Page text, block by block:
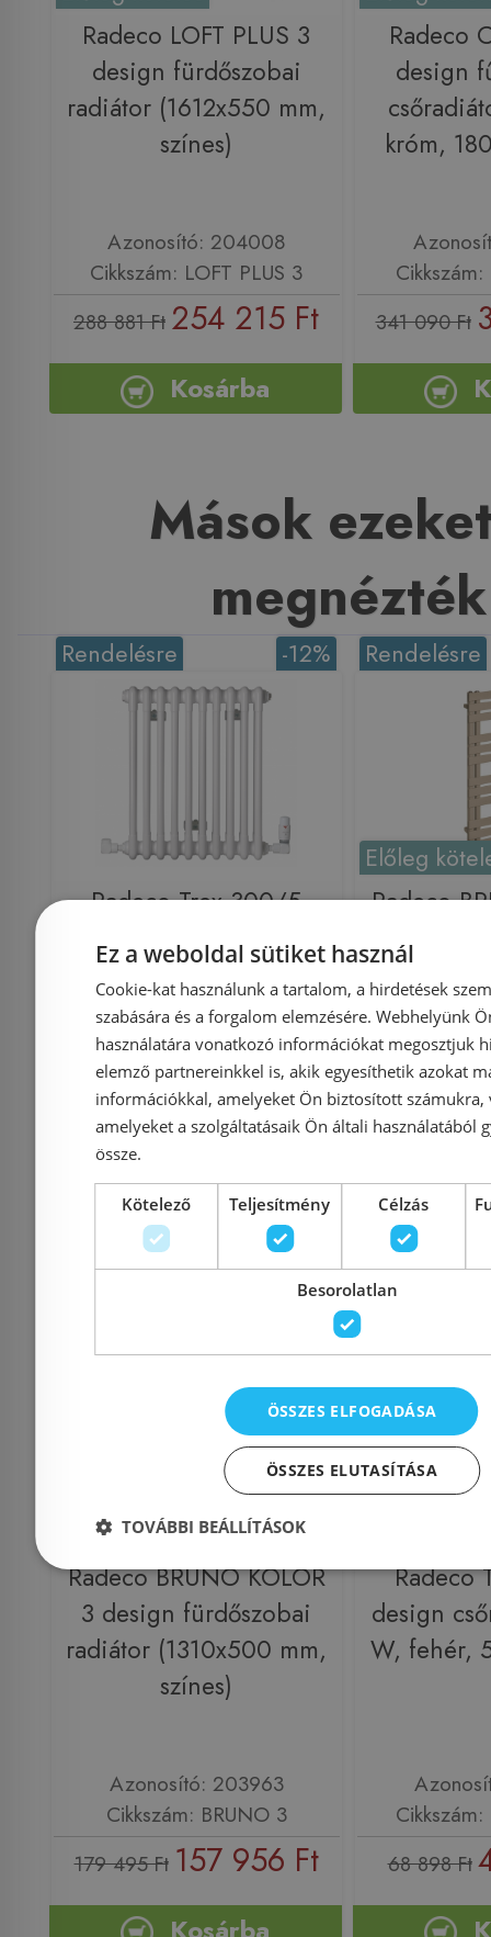
Radeco LOFT PLUS 3
design fürdőszobai
radiátor (1612x550 mm,
színes)
Azonosító: 204008
Cikkszám: LOFT PLUS 3
288 881 Ft 254 215 Ft
Kosárba
Radeco
design
króm,
341 090 Ft
Mások
megnézték
-12%
Rendelésre
Radeco Trex 300/5
design csőradiátor (230
W, fehér, 366x252 mm)
Azonosító: 178664
Cikkszám: TREX-300/5
68 351 Ft60 149 Ft
Kosárba
Rendelésre
Előleg
Radeco
2
radiátor
148 679 Ft
Előleg köteles
Radeco BRUNO KOLOR
3 design fürdőszobai
radiátor (1310x500 mm,
színes)
Azonosító: 203963
Cikkszám: BRUNO 3
179 495 Ft 157 956 Ft
Radeco
design
W, fehér,
68 898 Ft
Ez a weboldal sütiket használ
Cookie-kat használunk a tartalom, a hirdetések
szabására és a forgalom elemzésére. Webhelyünk
használatára vonatkozó információkat megosztjuk
elemző partnereinkkel is, akik egyesíthetik azokat
információkkal, amelyeket Ön biztosított számukra,
amelyeket a szolgáltatásaik Ön általi használatából
össze.
Kötelező Teljesítmény Célzás
Besorolatlan
ÖSSZES ELFOGADÁSA
ÖSSZES ELUTASÍTÁSA
TOVÁBBI BEÁLLÍTÁSOK